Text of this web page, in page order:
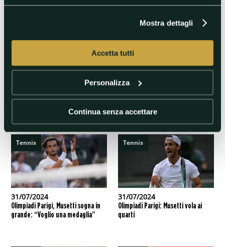
Mostra dettagli
Accetta tutti
Personalizza
Continua senza accettare
31/07/2024
Olimpiadi Parigi: game over per Rafa
Nadal
Dopo il k.o. in singolare con Novak Djokovic, il campione
maiorchino saluta anche il torneo di doppio dove è stato
Tennis
31/07/2024
Olimpiadi Parigi, Musetti sogna in
grande: “Voglio una medaglia”
Tennis
31/07/2024
Olimpiadi Parigi: Musetti vola ai
quarti